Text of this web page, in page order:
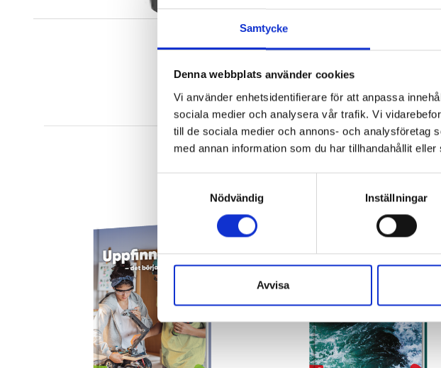
Samtycke
Denna webbplats använder cookies
Vi använder enhetsidentifierare för att anpassa
sociala medier och analysera vår trafik. Vi
till de sociala medier och annons- och analysföretag
med annan information som du har tillhandahållit
Nödvändig
Inställningar
Avvisa